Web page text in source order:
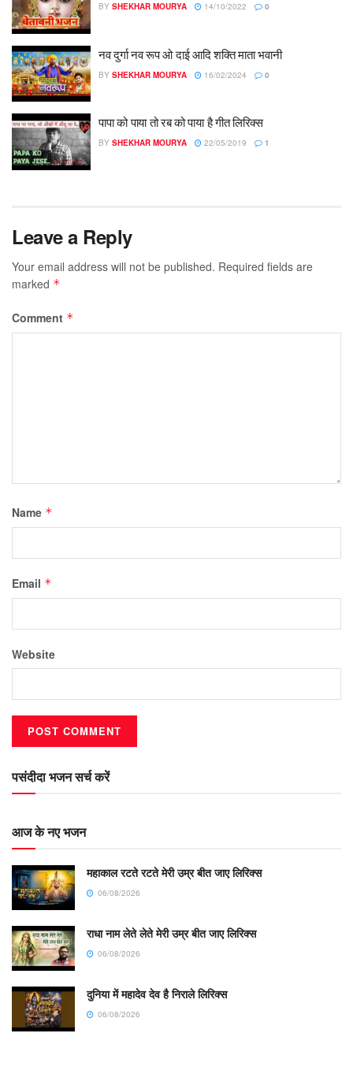
BY SHEKHAR MOURYA 14/10/2022 0
नव दुर्गा नव रूप ओ दाई आदि शक्ति माता भवानी
BY SHEKHAR MOURYA 16/02/2024 0
पापा को पाया तो रब को पाया है गीत लिरिक्स
BY SHEKHAR MOURYA 22/05/2019 1
Leave a Reply
Your email address will not be published. Required fields are
marked *
Comment *
Name *
Email *
Website
पसंदीदा भजन सर्च करें
आज के नए भजन
महाकाल रटते रटते मेरी उम्र बीत जाए लिरिक्स
06/08/2026
राधा नाम लेते लेते मेरी उम्र बीत जाए लिरिक्स
06/08/2026
दुनिया में महादेव देव है निराले लिरिक्स
06/08/2026